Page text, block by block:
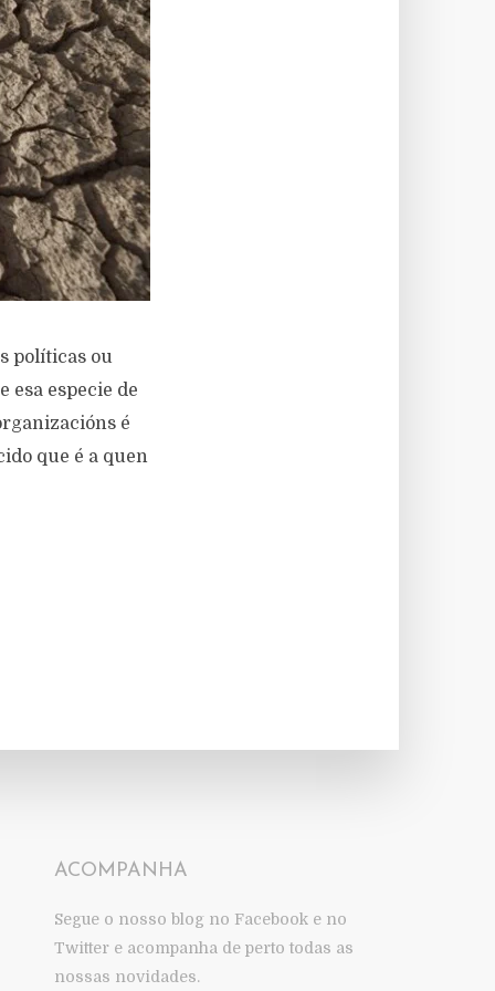
políticas ou
esa especie de
é
que é a quen
ACOMPANHA
Segue o nosso blog no Facebook e no
Twitter e acompanha de perto todas as
nossas novidades.